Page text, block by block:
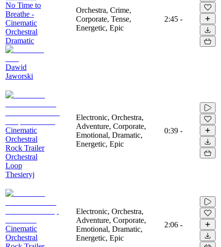
No Time to
Breathe -
Cinematic
Orchestral
Dramatic
Dawid
Jaworski
Orchestra, Crime,
Corporate, Tense,
Energetic, Epic
2:45 -
Cinematic
Orchestral
Rock Trailer
Orchestral
Loop
Thesieryj
Electronic, Orchestra,
Adventure, Corporate,
Emotional, Dramatic,
Energetic, Epic
0:39 -
Cinematic
Orchestral
Electronic, Orchestra,
Adventure, Corporate,
Emotional, Dramatic,
Energetic, Epic
2:06 -